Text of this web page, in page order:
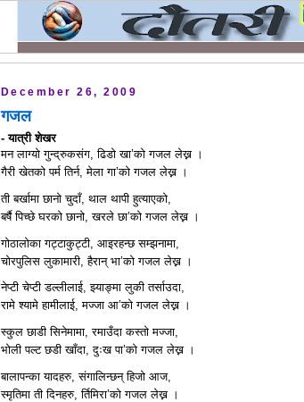
December 26, 2009
गजल
- यात्री शेखर
मन लाग्यो गुन्द्रुकसंग, ढिडो खा’को गजल लेख्न ।
गैरी खेतको पर्म तिर्न, मेला गा’को गजल लेख्न ।
ती बर्खामा छानो चुदाँ, थाल थापी हुत्याएको,
बर्षै पिच्छे घरको छानो, खरले छा’को गजल लेख्न ।
गोठालोका गट्टाकुट्टी, आइरहन्छ सम्झनामा,
चोरपुलिस लुकामारी, हैरान् भा’को गजल लेख्न ।
नेप्टी चेप्टी डल्लीलाई, झ्याङ्मा लुकी तर्साउदा,
रामे श्यामे हामीलाई, मज्जा आ’को गजल लेख्न ।
स्कुल छाडी सिनेमामा, रमाउँदा कस्तो मज्जा,
भोली पल्ट छडी खाँदा, दुःख पा’को गजल लेख्न ।
बालापन्का यादहरु, संगालिन्छन् हिजो आज,
स्मृतिमा ती दिनहरु, र्तिमिरा’को गजल लेख्न ।